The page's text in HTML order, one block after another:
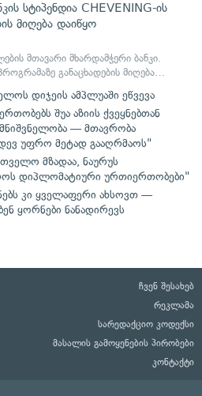
სტიპენდია CHEVENING-ის
მიღება დაიწყო
მთავარი მხარდამჭერი ბანკი.
განაცხადების მიღება…
დიჯეის ამპლუაში ეწვევა
შუა აზიის ქვეყნებთან
მნიშვნელობა — მთავრობა
უფრო მეტად გააღრმაოს"
მზადაა, ნაურუს
დიპლომატიური ურთიერთობები"
კი ყველაფერი ახსოვთ —
ყორნები ნანადირევს
ჩვენ შესახებ
რეკლამა
სარედაქციო კოდექსი
მასალის გამოყენების პირობები
კონტაქტი